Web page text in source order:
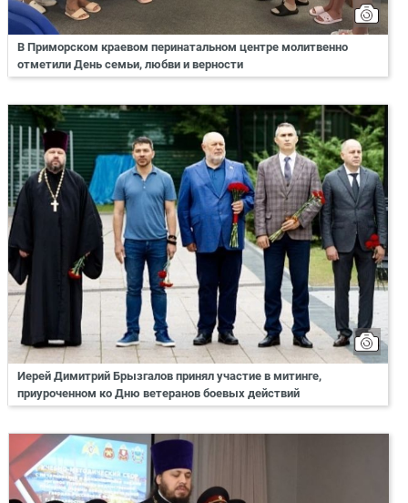
В Приморском краевом перинатальном центре молитвенно
отметили День семьи, любви и верности
Иерей Димитрий Брызгалов принял участие в митинге,
приуроченном ко Дню ветеранов боевых действий